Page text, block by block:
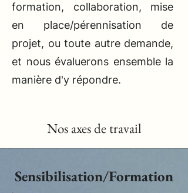
formation, collaboration, mise
en place/pérennisation de
projet, ou toute autre demande,
et nous évaluerons ensemble la
manière d'y répondre.
Nos axes de travail
Sensibilisation/Formation